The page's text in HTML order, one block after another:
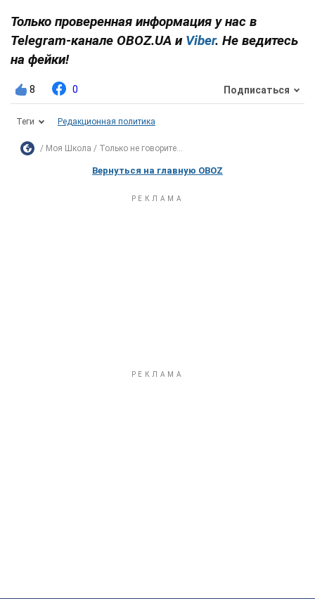
Только проверенная информация у нас в
Telegram-канале OBOZ.UA и Viber. Не ведитесь
на фейки!
8 0 Подписаться
Теги Редакционная политика
Моя Школа Только не говорите...
Вернуться на главную OBOZ